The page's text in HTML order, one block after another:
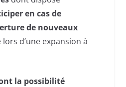
en cas de
de nouveaux
d’une expansion à
la possibilité